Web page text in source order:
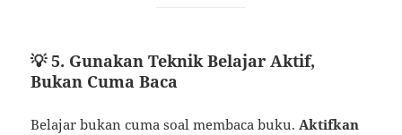
💡 5. Gunakan Teknik Belajar Aktif,
Bukan Cuma Baca
Belajar bukan cuma soal membaca buku.Aktifkan